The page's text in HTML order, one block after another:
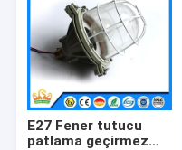
E27 Fener tutucu
patlama geçirmez